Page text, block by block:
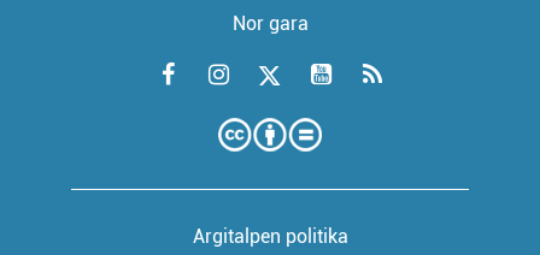
Nor gara
Argitalpen politika